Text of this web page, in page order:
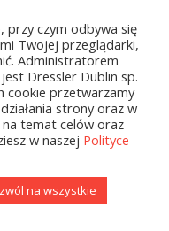
przy czym odbywa się
Twojej przeglądarki,
Administratorem
Dressler Dublin sp.
cookie przetwarzamy
strony oraz w
na temat celów oraz
w naszej Polityce
na wszystkie